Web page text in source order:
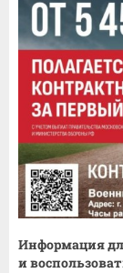
Информация
и